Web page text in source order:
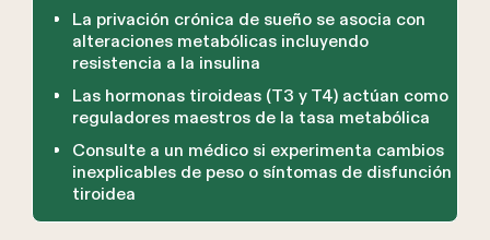
La privación crónica de sueño se asocia con
alteraciones metabólicas incluyendo
resistencia a la insulina
Las hormonas tiroideas (T3 y T4) actúan como
reguladores maestros de la tasa metabólica
Consulte a un médico si experimenta cambios
inexplicables de peso o síntomas de disfunción
tiroidea